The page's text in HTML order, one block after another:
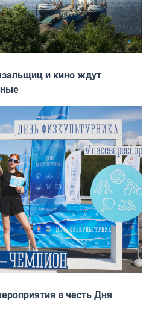
и кино ждут
в честь Дня